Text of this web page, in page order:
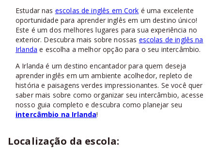
Estudar nas escolas de inglês em Cork é uma excelente
oportunidade para aprender inglês em um destino único!
Este é um dos melhores lugares para sua experiência no
exterior. Descubra mais sobre nossas escolas de inglês na
Irlanda e escolha a melhor opção para o seu intercâmbio.
A Irlanda é um destino encantador para quem deseja
aprender inglês em um ambiente acolhedor, repleto de
história e paisagens verdes impressionantes. Se você quer
saber mais sobre como organizar seu intercâmbio, acesse
nosso guia completo e descubra como planejar seu
intercâmbio na Irlanda!
Localização da escola: